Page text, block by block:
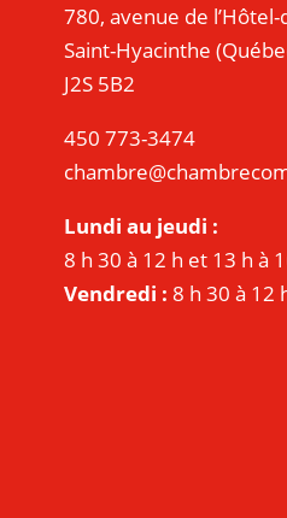
780, avenue de
Saint-Hyacinthe
J2S 5B2
450 773-3474
Lundi au jeudi :
8 h 30 à 12 h et 13 h à
Vendredi : 8 h 30 à 12